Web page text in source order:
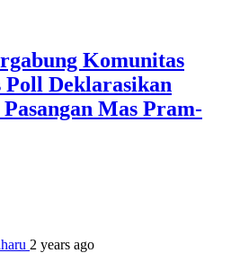
Komunitas
Deklarasikan
Mas Pram-
2 years ago